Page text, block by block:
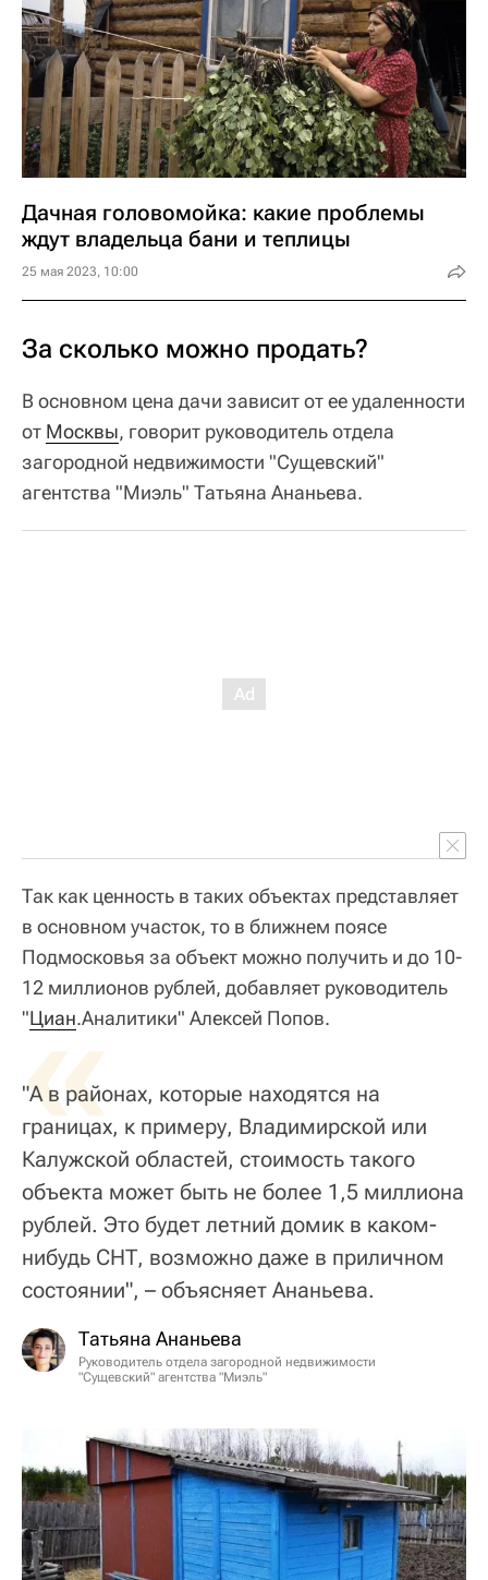
Дачная головомойка: какие проблемы
ждут владельца бани и теплицы
25 мая 2023, 10:00
За сколько можно продать?
В основном цена дачи зависит от ее удаленности
от Москвы, говорит руководитель отдела
загородной недвижимости "Сущевский"
агентства "Миэль" Татьяна Ананьева.
Так как ценность в таких объектах представляет
в основном участок, то в ближнем поясе
Подмосковья за объект можно получить и до 10-
12 миллионов рублей, добавляет руководитель
"Циан.Аналитики" Алексей Попов.
«
"А в районах, которые находятся на
границах, к примеру, Владимирской или
Калужской областей, стоимость такого
объекта может быть не более 1,5 миллиона
рублей. Это будет летний домик в каком-
нибудь СНТ, возможно даже в приличном
состоянии", – объясняет Ананьева.
Татьяна Ананьева
Руководитель отдела загородной недвижимости
"Сущевский" агентства "Миэль"